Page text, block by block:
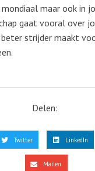
maar ook in
gaat vooral over
strijder maakt
Delen:
Twitter LinkedIn
Mailen